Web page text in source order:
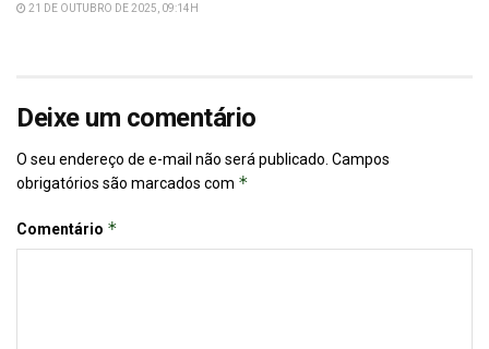
21 DE OUTUBRO DE 2025, 09:14H
Deixe um comentário
O seu endereço de e-mail não será publicado. Campos
obrigatórios são marcados com *
Comentário *